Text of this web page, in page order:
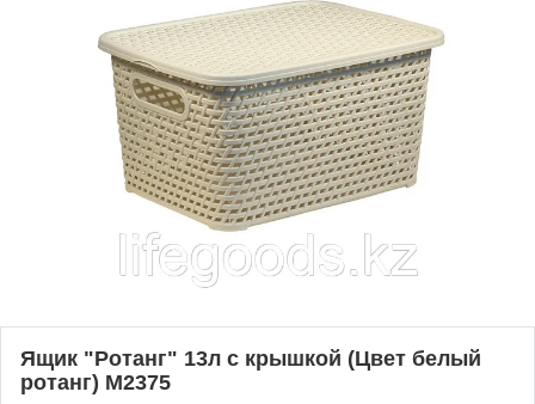
Ящик "Ротанг" 13л с крышкой (Цвет белый
ротанг) М2375